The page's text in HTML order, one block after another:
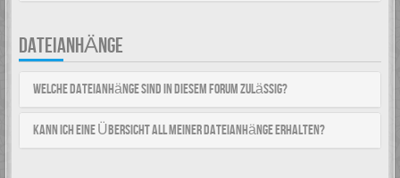
DATEIANHÄNGE
Welche Dateianhänge sind in diesem Forum zulässig?
Kann ich eine Übersicht all meiner Dateianhänge erhalten?